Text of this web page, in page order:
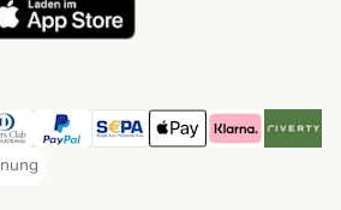
MethodPayment Method
Club Payment Method
PayPal Payment Method
SEPA Payment Method
Apple Pay Payment
Klarna Payment
Method
Payment Method